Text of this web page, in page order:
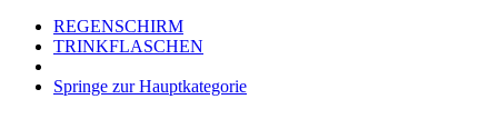
REGENSCHIRM
TRINKFLASCHEN
Springe zur Hauptkategorie